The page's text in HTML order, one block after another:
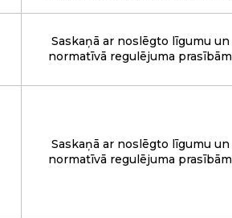
Saskaņā ar noslēgto līgumu un
normatīvā regulējuma prasībām
Saskaņā ar noslēgto līgumu un
normatīvā regulējuma prasībām